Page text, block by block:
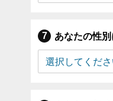
あなたの性